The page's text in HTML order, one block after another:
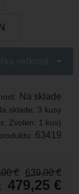
Na sklade
sklade: 3 kusy
Zvolen: 1 kus)
63419
€ 639,00 €
479,25 €